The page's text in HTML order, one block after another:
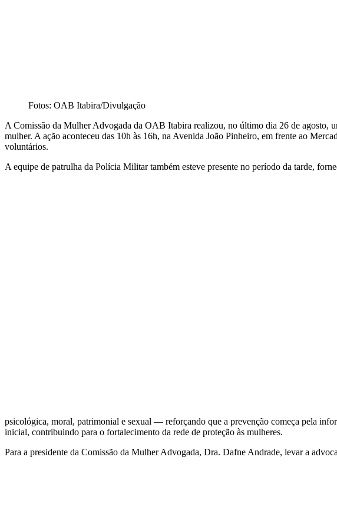
Fotos: OAB Itabira/Divulgação
A Comissão da Mulher Advogada da OAB Itabira realizou, no último dia 26 de agosto,
mulher. A ação aconteceu das 10h às 16h, na Avenida João Pinheiro, em frente ao
voluntários.
A equipe de patrulha da Polícia Militar também esteve presente no período da tarde,
psicológica, moral, patrimonial e sexual — reforçando que a prevenção começa pela
inicial, contribuindo para o fortalecimento da rede de proteção às mulheres.
Para a presidente da Comissão da Mulher Advogada, Dra. Dafne Andrade, levar a